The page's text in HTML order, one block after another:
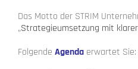
Das Motto der STRIM
„Strategieumsetzung mit
Folgende Agenda erwartet Sie: